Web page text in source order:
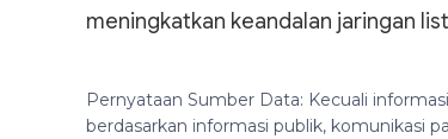
meningkatkan keandalan jaringan
Pernyataan Sumber Data: Kecuali
berdasarkan informasi publik, komunikasi